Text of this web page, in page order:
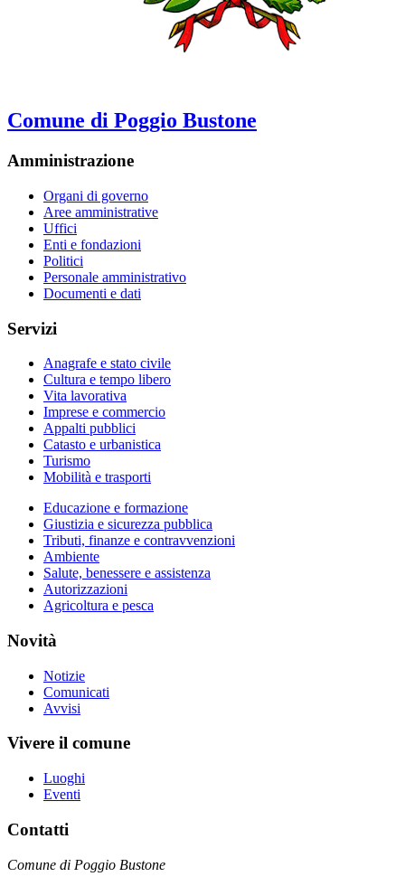
Comune di Poggio Bustone
Amministrazione
Organi di governo
Aree amministrative
Uffici
Enti e fondazioni
Politici
Personale amministrativo
Documenti e dati
Servizi
Anagrafe e stato civile
Cultura e tempo libero
Vita lavorativa
Imprese e commercio
Appalti pubblici
Catasto e urbanistica
Turismo
Mobilità e trasporti
Educazione e formazione
Giustizia e sicurezza pubblica
Tributi, finanze e contravvenzioni
Ambiente
Salute, benessere e assistenza
Autorizzazioni
Agricoltura e pesca
Novità
Notizie
Comunicati
Avvisi
Vivere il comune
Luoghi
Eventi
Contatti
Comune di Poggio Bustone